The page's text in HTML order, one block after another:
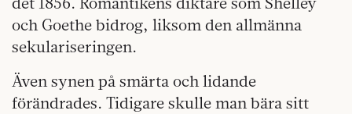
och Goethe bidrog, liksom den allmänna
sekulariseringen.
Även synen på smärta och lidande
förändrades. Tidigare skulle man bära sitt